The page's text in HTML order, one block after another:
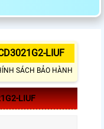
LIUF
SÁCH BẢO HÀNH
LIUF